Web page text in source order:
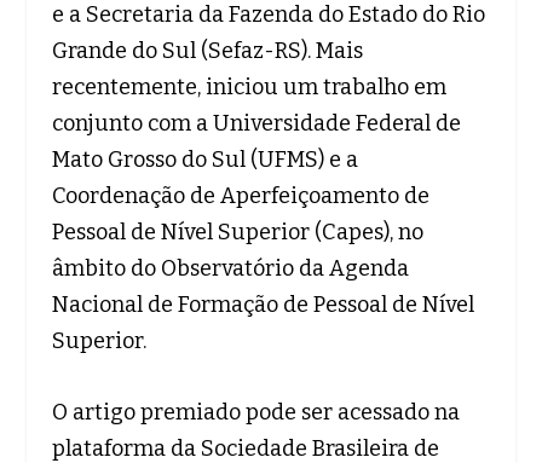
e a Secretaria da Fazenda do Estado do Rio
Grande do Sul (Sefaz-RS). Mais
recentemente, iniciou um trabalho em
conjunto com a Universidade Federal de
Mato Grosso do Sul (UFMS) e a
Coordenação de Aperfeiçoamento de
Pessoal de Nível Superior (Capes), no
âmbito do Observatório da Agenda
Nacional de Formação de Pessoal de Nível
Superior.
O artigo premiado pode ser acessado na
plataforma da Sociedade Brasileira de